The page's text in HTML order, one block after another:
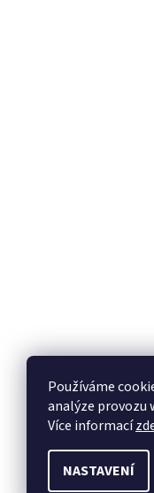
Používáme
analýze provozu
Více informací
NASTAVENÍ